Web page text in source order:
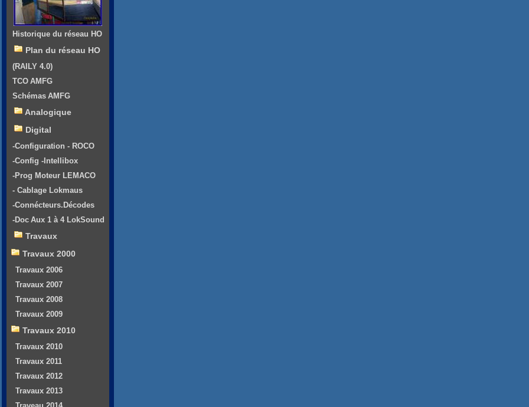
Historique du réseau HO
Plan du réseau HO
(RAILY 4.0)
TCO AMFG
Schémas AMFG
Analogique
Digital
-Configuration - ROCO
-Config -Intellibox
-Prog Moteur LEMACO
- Cablage Lokmaus
-Connécteurs.Décodes
-Doc Aux 1 à 4 LokSound
Travaux
Travaux 2000
Travaux 2006
Travaux 2007
Travaux 2008
Travaux 2009
Travaux 2010
Travaux 2010
Travaux 2011
Travaux 2012
Travaux 2013